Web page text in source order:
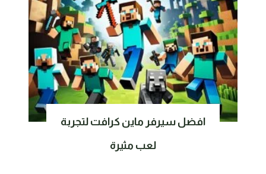
افضل سيرفر ماين كرافت لتجربة
لعب مثيرة